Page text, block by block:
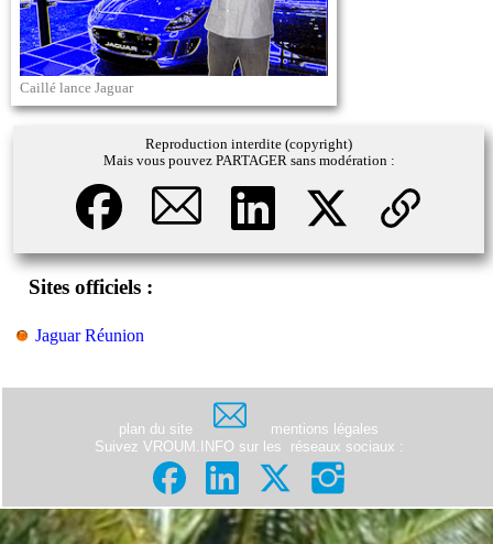
Caillé lance Jaguar
Reproduction interdite (copyright)
Mais vous pouvez PARTAGER sans modération :
Sites officiels :
Jaguar Réunion
plan du site
mentions légales
Suivez VROUM.INFO sur les
réseaux sociaux :